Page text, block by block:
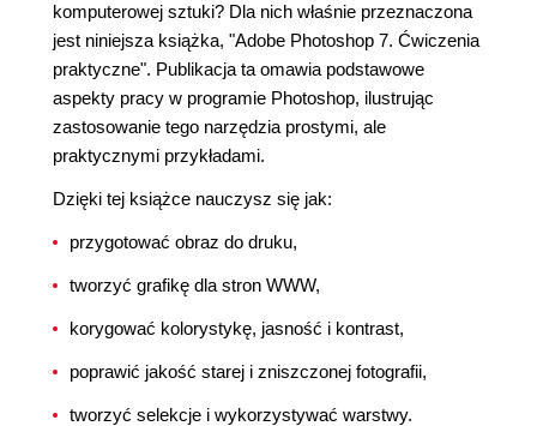
komputerowej sztuki? Dla nich właśnie przeznaczona
jest niniejsza książka, "Adobe Photoshop 7. Ćwiczenia
praktyczne". Publikacja ta omawia podstawowe
aspekty pracy w programie Photoshop, ilustrując
zastosowanie tego narzędzia prostymi, ale
praktycznymi przykładami.
Dzięki tej książce nauczysz się jak:
przygotować obraz do druku,
tworzyć grafikę dla stron WWW,
korygować kolorystykę, jasność i kontrast,
poprawić jakość starej i zniszczonej fotografii,
tworzyć selekcje i wykorzystywać warstwy.